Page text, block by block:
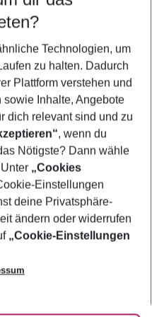
Technologien, um
zu halten. Dadurch
Plattform verstehen und
Inhalte, Angebote
dich relevant sind und zu
, wenn du
Nötigste? Dann wähle
„Cookies
Einstellungen
deine Privatsphäre-
ändern oder widerrufen
„Cookie-Einstellungen